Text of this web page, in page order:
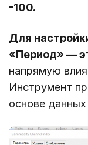
-100.
Для
«Период» —
напрямую
Инструмент
основе данных